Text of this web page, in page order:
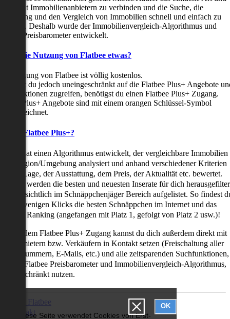
Diese Seite verwendet Cookies von Erst-
OK
mit Immobilienanbietern zu verbinden und die Suche, die
und den Vergleich von Immobilien schnell und einfach zu
Deshalb wurde der Immobilienvergleich-Algorithmus und
Preisbarometer entwickelt.
die Nutzung von Flatbee etwas?
Nutzung von Flatbee ist völlig kostenlos.
du jedoch uneingeschränkt auf die Flatbee Plus+ Angebote
zugreifen, benötigst du einen Flatbee Plus+ Zugang.
Plus+ Angebote sind mit einem orangen Schlüssel-Symbol
ist Flatbee Plus+?
hat einen Algorithmus entwickelt, der vergleichbare Immobilien
Region/Umgebung analysiert und anhand verschiedener Kriterien
der Lage, der Ausstattung, dem Preis, der Aktualität etc. bewertet.
werden die besten und neuesten Inserate für dich
übersichtlich im Schnäppchenjäger Bereich aufgelistet. So findest
nur wenigen Klicks die besten Schnäppchen im Internet und das
als Ranking (angefangen mit Platz 1, gefolgt von Platz 2 usw.)!
mit dem Flatbee Plus+ Zugang kannst du dich außerdem direkt mit
Vermietern bzw. Verkäufern in Kontakt setzen (Freischaltung aller
E-Mails, etc.) und alle zeitsparenden Suchfunktionen,
den Flatbee Preisbarometer und Immobilienvergleich-Algorithmus,
nutzen.
Über Flatbee
Kontakt